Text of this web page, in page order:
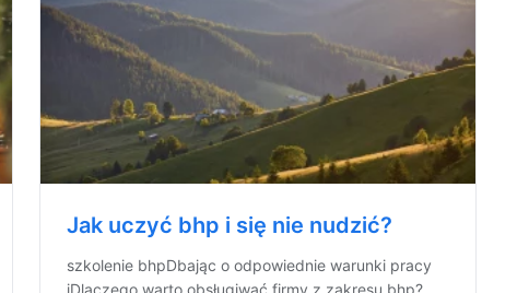
Jak uczyć bhp i się nie nudzić?
szkolenie bhpDbając o odpowiednie warunki pracy
iDlaczego warto obsługiwać firmy z zakresu bhp?